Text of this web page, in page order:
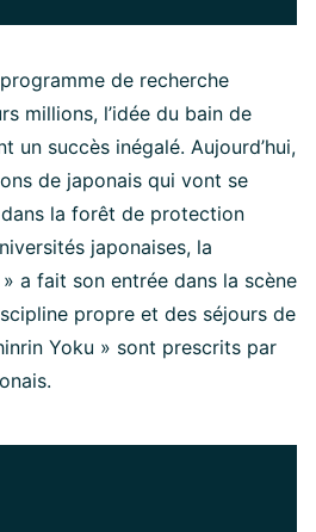
de recherche
millions, l’idée du bain de
un succès inégalé. Aujourd’hui,
de japonais qui vont se
la forêt de protection
japonaises, la
a fait son entrée dans la scène
propre et des séjours de
Yoku » sont prescrits par